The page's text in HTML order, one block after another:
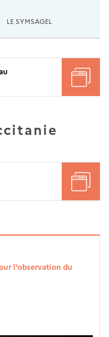
LE SYMSAGEL
l'observation du